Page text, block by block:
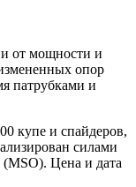
от мощности и
опор
патрубками и
купе и спайдеров,
силами
(MSO). Цена и дата